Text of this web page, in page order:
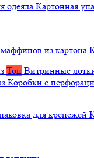
одеяла Картонная
из картона
Топ Витринные
Коробки с
для крепежей